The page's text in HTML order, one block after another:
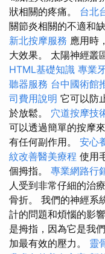
狀相關的疼痛。 台北
關節炎相關的不適和
新北按摩服務 應用時
大效果。 太陽神經叢
HTML基礎知識 專業
聽器服務 台中國術館
司費用說明 它可以防
於放鬆。 穴道按摩技
可以透過簡單的按摩
有任何副作用。 安心
紋改善醫美療程 使用
個拇指。 專業網路行
人受到非常仔細的治
骨折。 我們的神經系
計的問題和煩惱的影響
是拇指，因為它是我
加最有效的壓力。 靈